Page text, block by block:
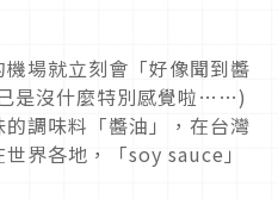
場就立刻會「好像聞到醬
是沒什麼特別感覺啦……)
調味料「醬油」，在台灣
界各地，「soy sauce」